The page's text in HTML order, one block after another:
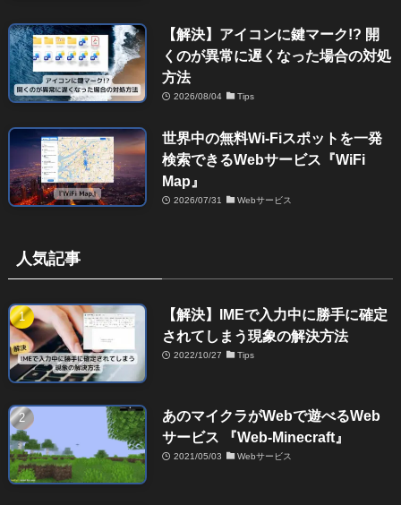
【解決】アイコンに鍵マーク!? 開
くのが異常に遅くなった場合の対処
方法
2026/08/04 Tips
世界中の無料Wi-Fiスポットを一発
検索できるWebサービス『WiFi
Map』
2026/07/31 Webサービス
人気記事
【解決】IMEで入力中に勝手に確定
されてしまう現象の解決方法
2022/10/27 Tips
あのマイクラがWebで遊べるWeb
サービス 『Web-Minecraft』
2021/05/03 Webサービス